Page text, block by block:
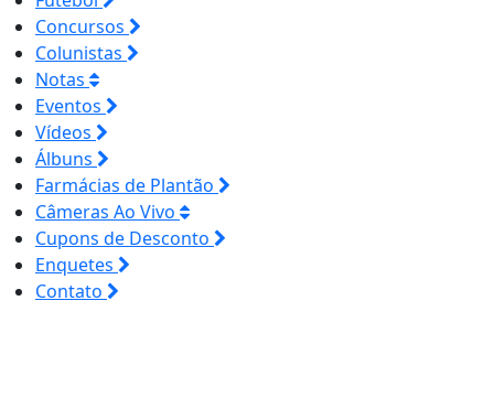
Concursos
Colunistas
Notas
Eventos
Vídeos
Álbuns
Farmácias de Plantão
Câmeras Ao Vivo
Cupons de Desconto
Enquetes
Contato